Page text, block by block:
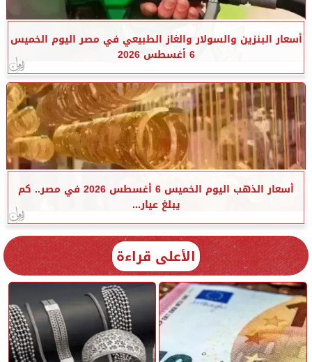
أسعار البنزين والسولار والغاز الطبيعي في مصر اليوم الخميس
6 أغسطس 2026
أسعار الذهب اليوم الخميس 6 أغسطس 2026 في مصر.. كم
يبلغ عيار...
الأعلى قراءة